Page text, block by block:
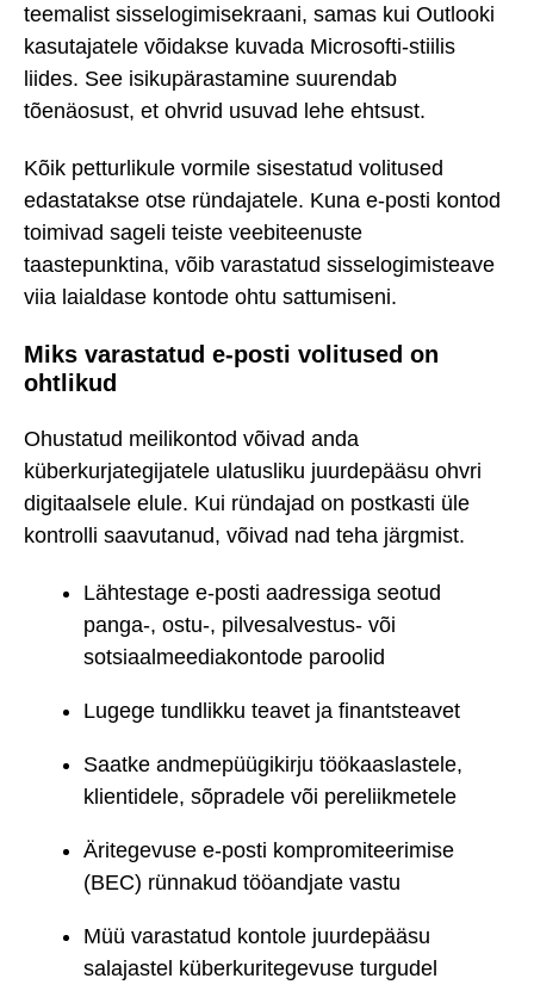
teemalist sisselogimisekraani, samas kui Outlooki
kasutajatele võidakse kuvada Microsofti-stiilis
liides. See isikupärastamine suurendab
tõenäosust, et ohvrid usuvad lehe ehtsust.
Kõik petturlikule vormile sisestatud volitused
edastatakse otse ründajatele. Kuna e-posti kontod
toimivad sageli teiste veebiteenuste
taastepunktina, võib varastatud sisselogimisteave
viia laialdase kontode ohtu sattumiseni.
Miks varastatud e-posti volitused on
ohtlikud
Ohustatud meilikontod võivad anda
küberkurjategijatele ulatusliku juurdepääsu ohvri
digitaalsele elule. Kui ründajad on postkasti üle
kontrolli saavutanud, võivad nad teha järgmist.
Lähtestage e-posti aadressiga seotud
panga-, ostu-, pilvesalvestus- või
sotsiaalmeediakontode paroolid
Lugege tundlikku teavet ja finantsteavet
Saatke andmepüügikirju töökaaslastele,
klientidele, sõpradele või pereliikmetele
Äritegevuse e-posti kompromiteerimise
(BEC) rünnakud tööandjate vastu
Müü varastatud kontole juurdepääsu
salajastel küberkuritegevuse turgudel